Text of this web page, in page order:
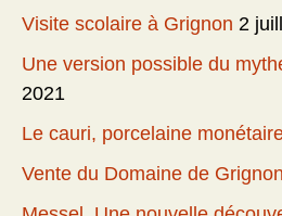
Visite scolaire à Grignon 2
Une version possible du
2021
Le cauri, porcelaine
Vente du Domaine de Grignon